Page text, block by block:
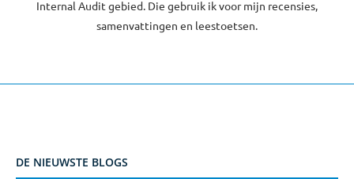
Internal Audit gebied. Die gebruik ik voor mijn recensies,
samenvattingen en leestoetsen.
DE NIEUWSTE BLOGS